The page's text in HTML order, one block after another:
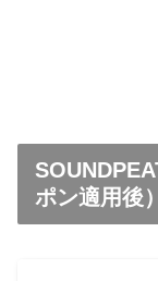
ポン適用後）